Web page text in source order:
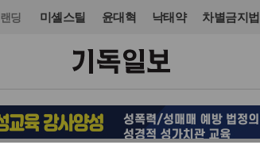
딩 미셸스틸 윤대혁 낙태약 차별금지법